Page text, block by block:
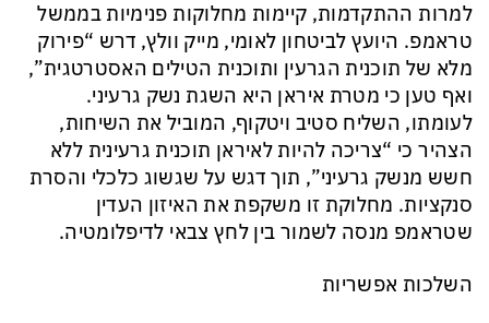
למרות ההתקדמות, קיימות מחלוקות פנימיות בממשל
טראמפ. היועץ לביטחון לאומי, מייק וולץ, דרש “פירוק
מלא של תוכנית הגרעין ותוכנית הטילים האסטרטגית”,
ואף טען כי מטרת איראן היא השגת נשק גרעיני.
לעומתו, השליח סטיב ויטקוף, המוביל את השיחות,
הצהיר כי “צריכה להיות לאיראן תוכנית גרעינית ללא
חשש מנשק גרעיני”, תוך דגש על שגשוג כלכלי והסרת
סנקציות. מחלוקת זו משקפת את האיזון העדין
שטראמפ מנסה לשמור בין לחץ צבאי לדיפלומטיה.
השלכות אפשריות